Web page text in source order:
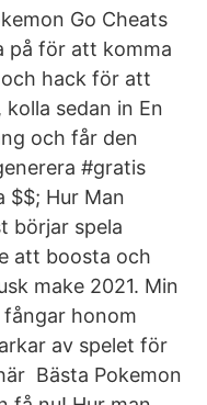
Go Cheats
på för att komma
hack för att
sedan in En
och får den
#gratis
$$; Hur Man
börjar spela
att boosta och
make 2021. Min
fångar honom
av spelet för
Bästa Pokemon